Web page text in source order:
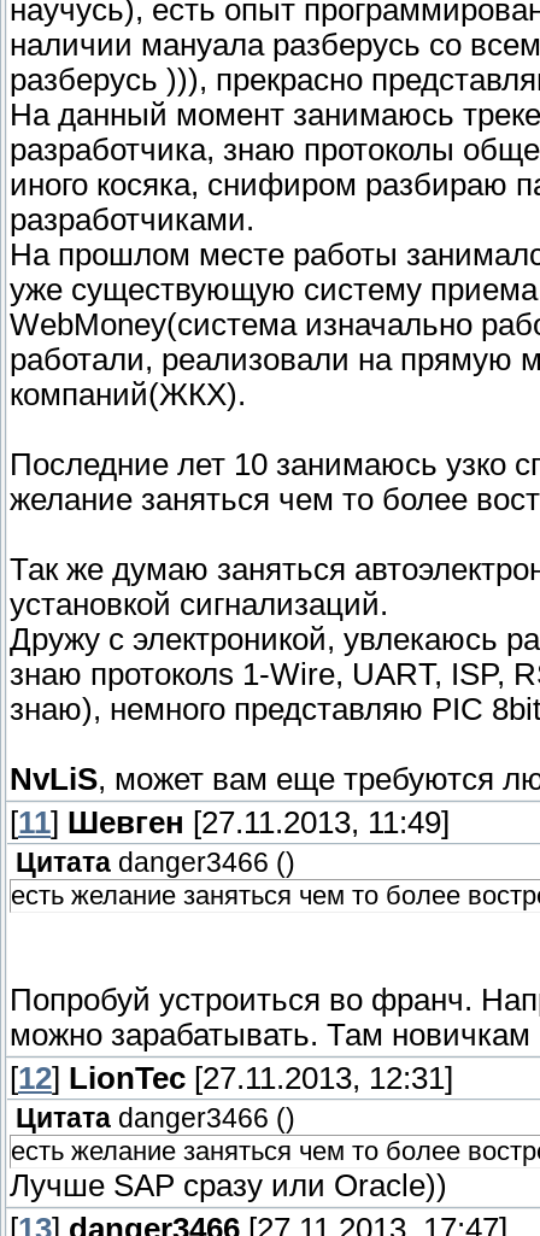
научусь), есть опыт
наличии мануала разберусь со
разберусь ))), прекрасно
На данный момент занимаюсь
разработчика, знаю протоколы
иного косяка, снифиром разбираю
разработчиками.
На прошлом месте работы
уже существующую систему
WebMoney(система изначально
работали, реализовали на прямую
компаний(ЖКХ).
Последние лет 10 занимаюсь узко
желание заняться чем то более
Так же думаю заняться
установкой сигнализаций.
Дружу с электроникой, увлекаюсь
знаю протоколs 1-Wire, UART, ISP,
знаю), немного представляю PIC
NvLiS, может вам еще требуются
[11] Шевген [27.11.2013, 11:49]
Цитата danger3466 ()
есть желание заняться чем то более
Попробуй устроиться во франч.
можно зарабатывать. Там новичкам
[12] LionTec [27.11.2013, 12:31]
Цитата danger3466 ()
есть желание заняться чем то более
Лучше SAP сразу или Oracle))
[13] danger3466 [27.11.2013, 17:47]